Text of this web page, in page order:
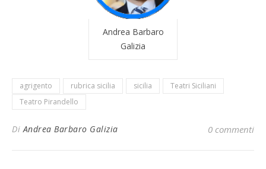
Andrea Barbaro
Galizia
agrigento rubrica sicilia sicilia
Teatri Siciliani
Teatro Pirandello
DiAndrea Barbaro Galizia 0 commenti